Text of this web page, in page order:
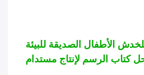
الأطفال الصديقة للبيئة
كتاب الرسم لإنتاج مستدام